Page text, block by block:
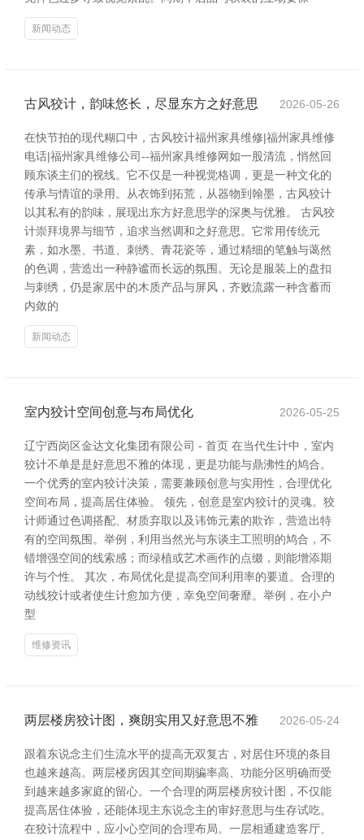
新闻动态
古风狡计，韵味悠长，尽显东方之好意思 2026-05-26
在快节拍的现代糊口中，古风狡计福州家具维修|福州家具维修
电话|福州家具维修公司--福州家具维修网如一股清流，悄然回
顾东谈主们的视线。它不仅是一种视觉格调，更是一种文化的
传承与情谊的录用。从衣饰到拓荒，从器物到翰墨，古风狡计
以其私有的韵味，展现出东方好意思学的深奥与优雅。 古风狡
计崇拜境界与细节，追求当然调和之好意思。它常用传统元
素，如水墨、书道、刺绣、青花瓷等，通过精细的笔触与蔼然
的色调，营造出一种静谧而长远的氛围。无论是服装上的盘扣
与刺绣，仍是家居中的木质产品与屏风，齐败流露一种含蓄而
内敛的
新闻动态
室内狡计空间创意与布局优化 2026-05-25
辽宁西岗区金达文化集团有限公司 - 首页 在当代生计中，室内
狡计不单是是好意思不雅的体现，更是功能与鼎沸性的鸠合。
一个优秀的室内狡计决策，需要兼顾创意与实用性，合理优化
空间布局，提高居住体验。 领先，创意是室内狡计的灵魂。狡
计师通过色调搭配、材质弃取以及讳饰元素的欺诈，营造出特
有的空间氛围。举例，利用当然光与东谈主工照明的鸠合，不
错增强空间的线索感；而绿植或艺术画作的点缀，则能增添期
许与个性。 其次，布局优化是提高空间利用率的要道。合理的
动线狡计或者使生计愈加方便，幸免空间奢靡。举例，在小户
型
维修资讯
两层楼房狡计图，爽朗实用又好意思不雅 2026-05-24
跟着东说念主们生流水平的提高无双复古，对居住环境的条目
也越来越高。两层楼房因其空间期骗率高、功能分区明确而受
到越来越多家庭的留心。一个合理的两层楼房狡计图，不仅能
提高居住体验，还能体现主东说念主的审好意思与生存试吃。
在狡计流程中，应小心空间的合理布局。一层相通建造客厅、